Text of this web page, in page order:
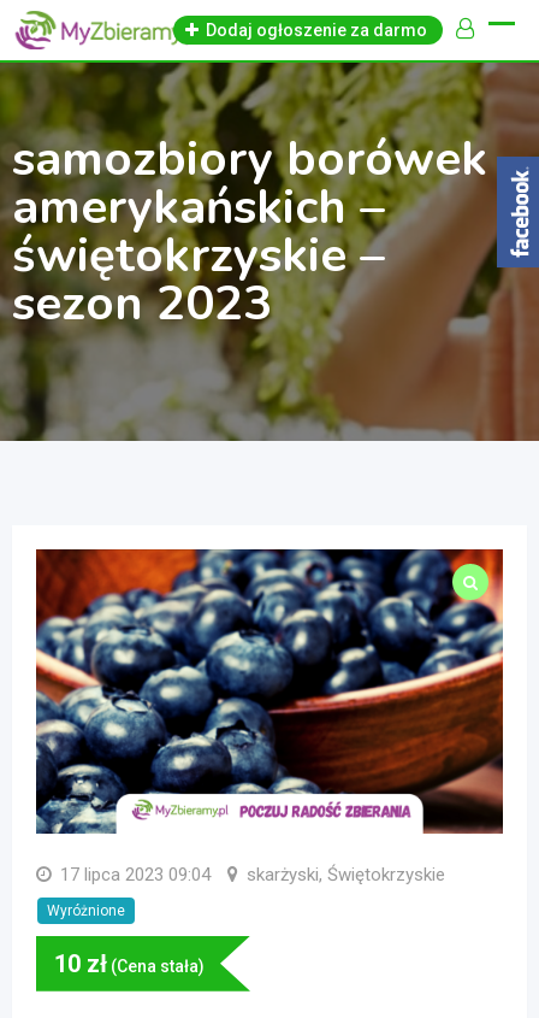
Skip
Dodaj ogłoszenie za darmo
samozbiory borówek
amerykańskich –
świętokrzyskie –
sezon 2023
17 lipca 2023 09:04 skarżyski, Świętokrzyskie
Wyróżnione
10 zł (Cena stała)